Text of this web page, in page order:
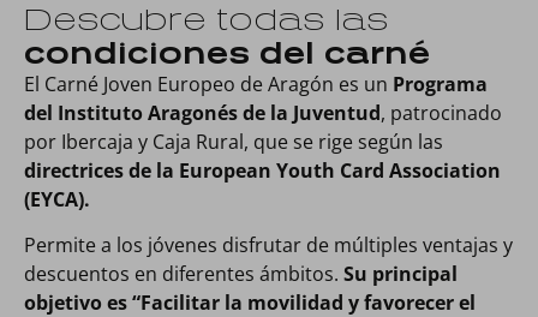
Descubre todas las
condiciones del carné
El Carné Joven Europeo de Aragón es un Programa
del Instituto Aragonés de la Juventud, patrocinado
por Ibercaja y Caja Rural, que se rige según las
directrices de la European Youth Card Association
(EYCA).
Permite a los jóvenes disfrutar de múltiples ventajas y
descuentos en diferentes ámbitos. Su principal
objetivo es “Facilitar la movilidad y favorecer el